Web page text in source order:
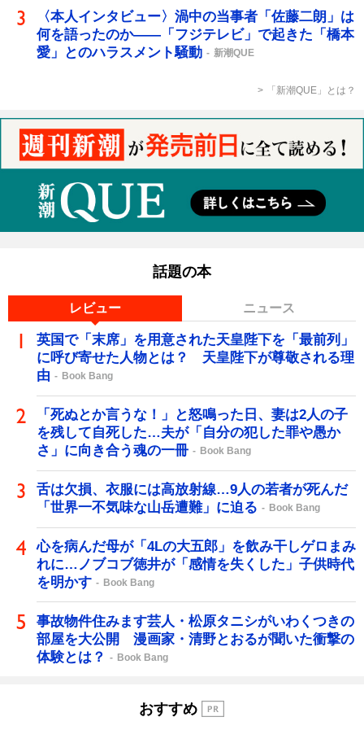
〈本人インタビュー〉渦中の当事者「佐藤二朗」は
何を語ったのか――「フジテレビ」で起きた「橋本
愛」とのハラスメント騒動
新潮QUE
「新潮QUE」とは？
話題の本
レビュー ニュース
英国で「末席」を用意された天皇陛下を「最前列」
に呼び寄せた人物とは？ 天皇陛下が尊敬される理
由
Book Bang
「死ぬとか言うな！」と怒鳴った日、妻は2人の子
を残して自死した…夫が「自分の犯した罪や愚か
さ」に向き合う魂の一冊
Book Bang
舌は欠損、衣服には高放射線…9人の若者が死んだ
「世界一不気味な山岳遭難」に迫る
Book Bang
心を病んだ母が「4Lの大五郎」を飲み干しゲロまみ
れに…ノブコブ徳井が「感情を失くした」子供時代
を明かす
Book Bang
事故物件住みます芸人・松原タニシがいわくつきの
部屋を大公開 漫画家・清野とおるが聞いた衝撃の
体験とは？
Book Bang
おすすめ